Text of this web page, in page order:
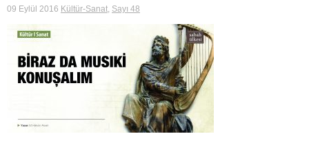
09 Eylül 2016 Kültür-Sanat, Sayı 48